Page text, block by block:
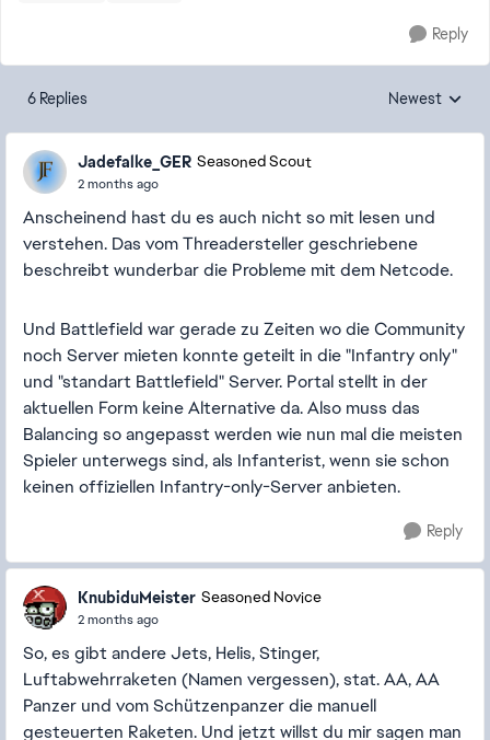
Reply
6 Replies Replies sorted
Newest
Jadefalke_GER Seasoned Scout
2 months ago
Anscheinend hast du es auch nicht so mit lesen und
verstehen. Das vom Threadersteller geschriebene
beschreibt wunderbar die Probleme mit dem Netcode.
Und Battlefield war gerade zu Zeiten wo die Community
noch Server mieten konnte geteilt in die "Infantry only"
und "standart Battlefield" Server. Portal stellt in der
aktuellen Form keine Alternative da. Also muss das
Balancing so angepasst werden wie nun mal die meisten
Spieler unterwegs sind, als Infanterist, wenn sie schon
keinen offiziellen Infantry-only-Server anbieten.
Reply
KnubiduMeister Seasoned Novice
2 months ago
So, es gibt andere Jets, Helis, Stinger,
Luftabwehrraketen (Namen vergessen), stat. AA, AA
Panzer und vom Schützenpanzer die manuell
gesteuerten Raketen. Und jetzt willst du mir sagen man